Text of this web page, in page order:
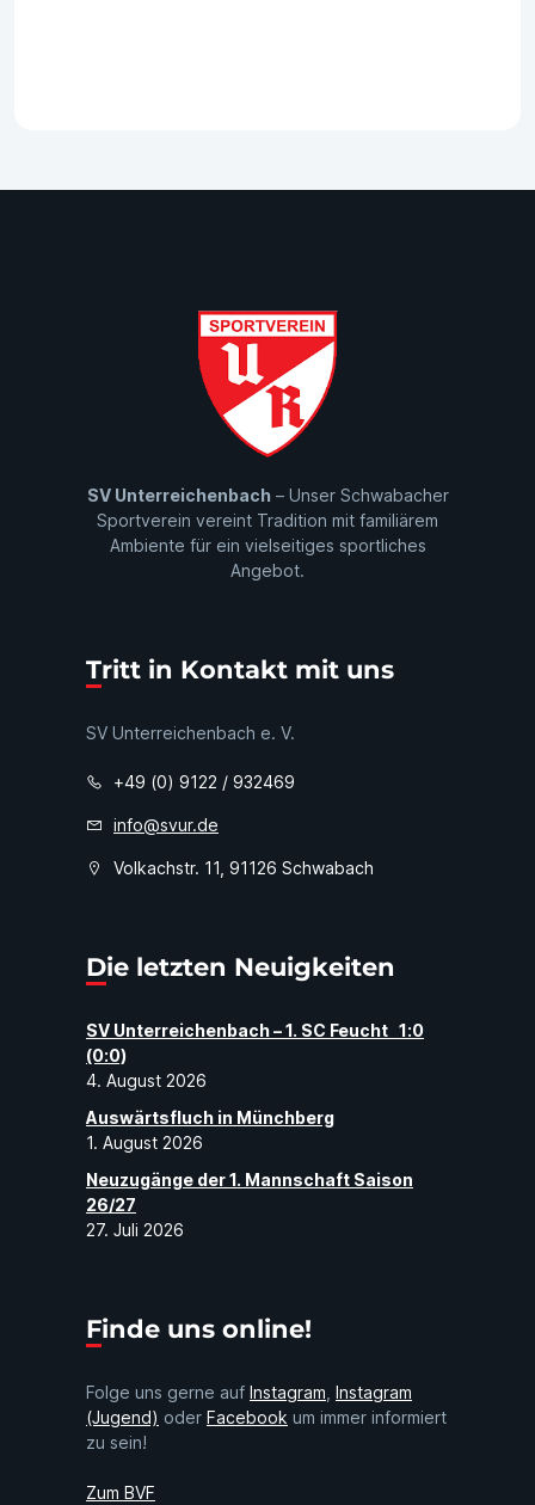
SV Unterreichenbach– Unser Schwabacher
Sportverein vereint Tradition mit familiärem
Ambiente für ein vielseitiges sportliches
Angebot.
Tritt in Kontakt mit uns
SV Unterreichenbach e. V.
+49 (0) 9122 / 932469
info@svur.de
Volkachstr. 11, 91126 Schwabach
Die letzten Neuigkeiten
SV Unterreichenbach – 1. SC Feucht 1:0
(0:0)
4. August 2026
Auswärtsfluch in Münchberg
1. August 2026
Neuzugänge der 1. Mannschaft Saison
26/27
27. Juli 2026
Finde uns online!
Folge uns gerne auf Instagram, Instagram
(Jugend) oder Facebook um immer informiert
zu sein!
Zum BVF